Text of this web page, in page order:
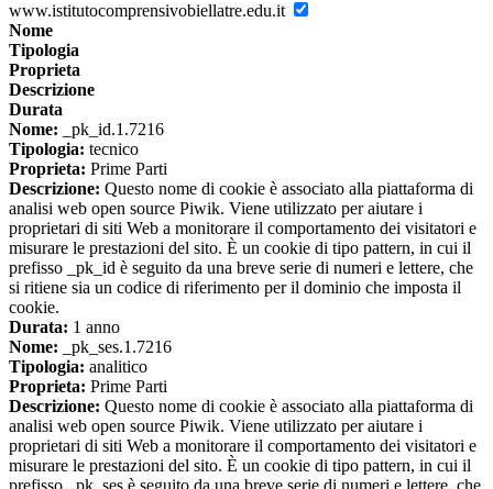
www.istitutocomprensivobiellatre.edu.it
Nome
Tipologia
Proprieta
Descrizione
Durata
Nome: _pk_id.1.7216
Tipologia: tecnico
Proprieta: Prime Parti
Descrizione: Questo nome di cookie è associato alla piattaforma di
analisi web open source Piwik. Viene utilizzato per aiutare i
proprietari di siti Web a monitorare il comportamento dei visitatori e
misurare le prestazioni del sito. È un cookie di tipo pattern, in cui il
prefisso _pk_id è seguito da una breve serie di numeri e lettere, che
si ritiene sia un codice di riferimento per il dominio che imposta il
cookie.
Durata: 1 anno
Nome: _pk_ses.1.7216
Tipologia: analitico
Proprieta: Prime Parti
Descrizione: Questo nome di cookie è associato alla piattaforma di
analisi web open source Piwik. Viene utilizzato per aiutare i
proprietari di siti Web a monitorare il comportamento dei visitatori e
misurare le prestazioni del sito. È un cookie di tipo pattern, in cui il